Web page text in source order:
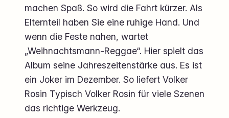
machen Spaß. So wird die Fahrt kürzer. Als
Elternteil haben Sie eine ruhige Hand. Und
wenn die Feste nahen, wartet
„Weihnachtsmann-Reggae“. Hier spielt das
Album seine Jahreszeitenstärke aus. Es ist
ein Joker im Dezember. So liefert Volker
Rosin Typisch Volker Rosin für viele Szenen
das richtige Werkzeug.